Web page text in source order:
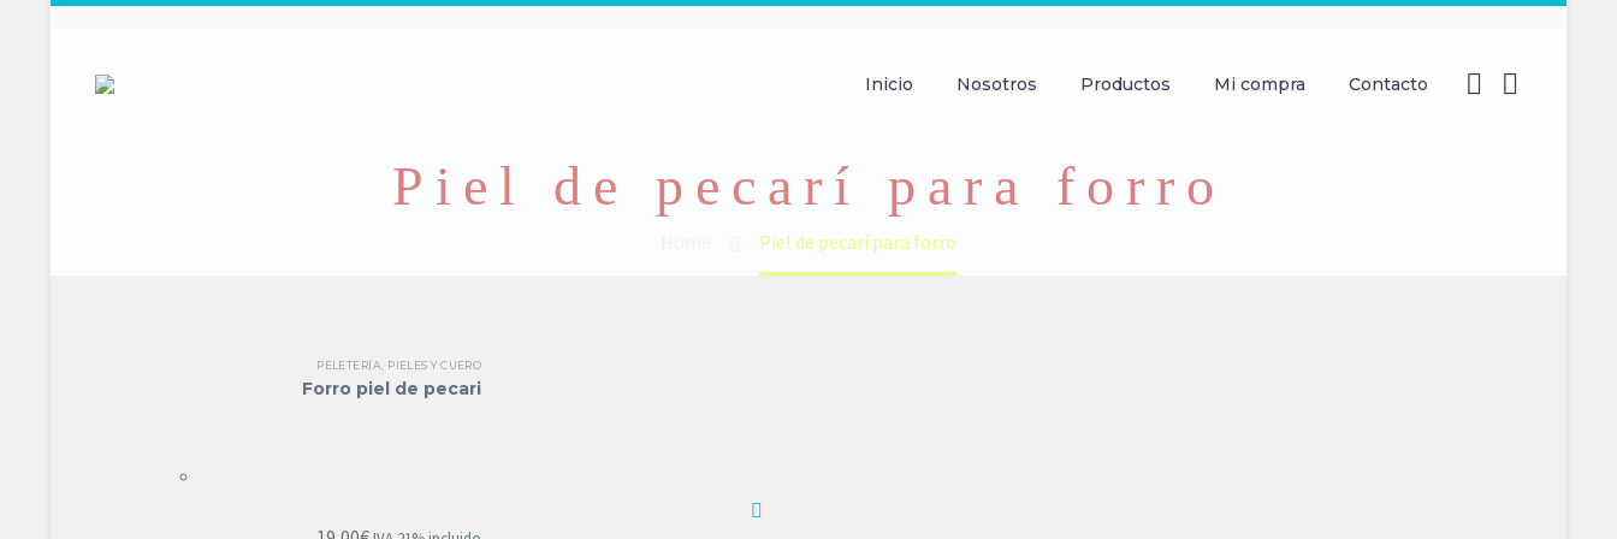
Inicio Nosotros Productos Mi compra Contacto
Piel de pecarí para forro
Piel de pecarí para forro
PELETERÍA PIELES Y CUERO
Forro piel de pecari